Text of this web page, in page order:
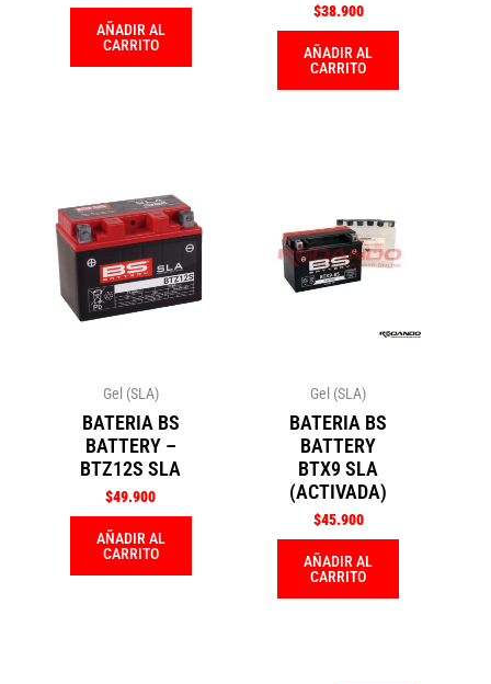
AÑADIR AL
CARRITO
$38.900
AÑADIR AL
CARRITO
Gel (SLA)
BATERIA BS
BATTERY –
BTZ12S SLA
$49.900
AÑADIR AL
CARRITO
Gel (SLA)
BATERIA BS
BATTERY
BTX9 SLA
(ACTIVADA)
$45.900
AÑADIR AL
CARRITO